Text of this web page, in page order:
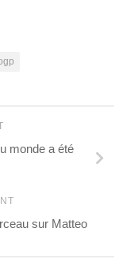
monde a été
sur Matteo